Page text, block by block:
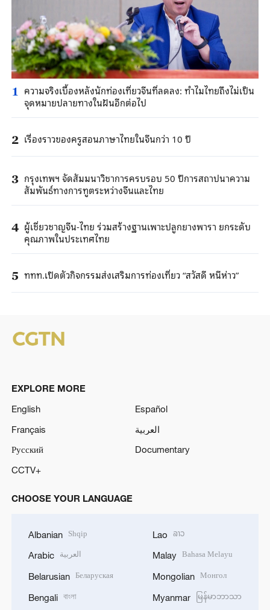
1 ความจริงเบื้องหลังนักท่องเที่ยวจีนที่ลดลง: ทำไมไทยถึงไม่เป็น
จุดหมายปลายทางในฝันอีกต่อไป
2 เรื่องราวของครูสอนภาษาไทยในจีนกว่า 10 ปี
3 กรุงเทพฯ จัดสัมมนาวิชาการครบรอบ 50 ปีการสถาปนาความ
สัมพันธ์ทางการทูตระหว่างจีนและไทย
4 ผู้เชี่ยวชาญจีน-ไทย ร่วมสร้างฐานเพาะปลูกยางพารา ยกระดับ
คุณภาพในประเทศไทย
5 ททท.เปิดตัวกิจกรรมส่งเสริมการท่องเที่ยว “สวัสดี หนีห่าว”
EXPLORE MORE
English
Español
Français
العربية
Русский
Documentary
CCTV+
CHOOSE YOUR LANGUAGE
Albanian Shqip
Arabic العربية
Belarusian Беларуская
Bengali বাংলা
Lao ລາວ
Malay Bahasa Melayu
Mongolian Монгол
Myanmar မြန်မာဘာသာ